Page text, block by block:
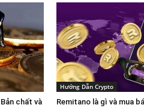
chất và
Hướng Dẫn Crypto
Remitano là gì và mua